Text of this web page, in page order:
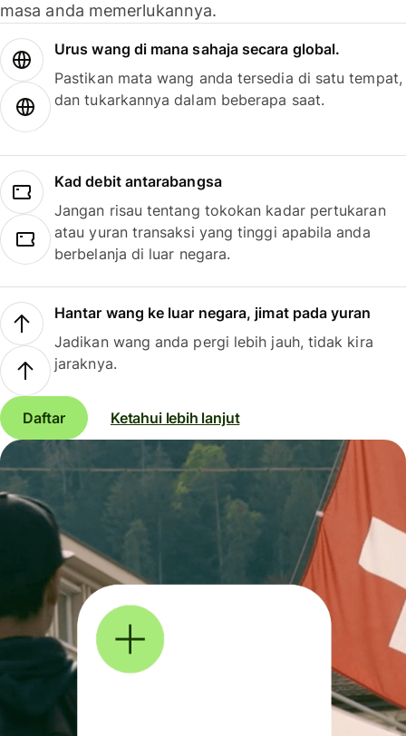
masa anda memerlukannya.
Urus wang di mana sahaja secara global.
Pastikan mata wang anda tersedia di satu tempat,
dan tukarkannya dalam beberapa saat.
Kad debit antarabangsa
Jangan risau tentang tokokan kadar pertukaran
atau yuran transaksi yang tinggi apabila anda
berbelanja di luar negara.
Hantar wang ke luar negara, jimat pada yuran
Jadikan wang anda pergi lebih jauh, tidak kira
jaraknya.
Daftar Ketahui lebih lanjut